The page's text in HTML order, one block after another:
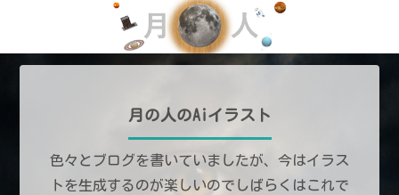
月の人のAiイラスト
色々とブログを書いていましたが、今はイラス
トを生成するのが楽しいのでしばらくはこれで